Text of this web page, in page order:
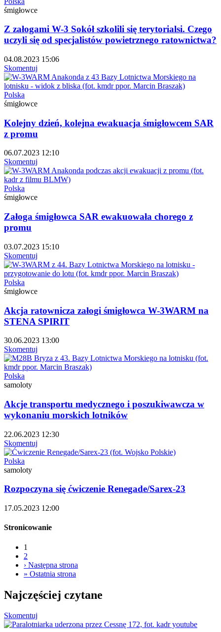
śmigłowce
Z załogami W-3 Sokół szkolili się terytorialsi. Czego
uczyli się od specjalistów powietrznego ratownictwa?
04.08.2023 15:06
Skomentuj
Polska
śmigłowce
Kolejny dzień, kolejna ewakuacja śmigłowcem SAR
z promu
06.07.2023 12:10
Skomentuj
Polska
śmigłowce
Załoga śmigłowca SAR ewakuowała chorego z
promu
03.07.2023 15:10
Skomentuj
Polska
śmigłowce
Akcja ratownicza załogi śmigłowca W-3WARM na
STENA SPIRIT
30.06.2023 13:00
Skomentuj
Polska
samoloty
Akcje transportu medycznego i poszukiwawcza w
wykonaniu morskich lotników
22.06.2023 12:30
Skomentuj
Polska
samoloty
Rozpoczyna się ćwiczenie Renegade/Sarex-23
17.05.2023 12:00
Stronicowanie
1
2
› Następna strona
» Ostatnia strona
Najczęściej czytane
Skomentuj